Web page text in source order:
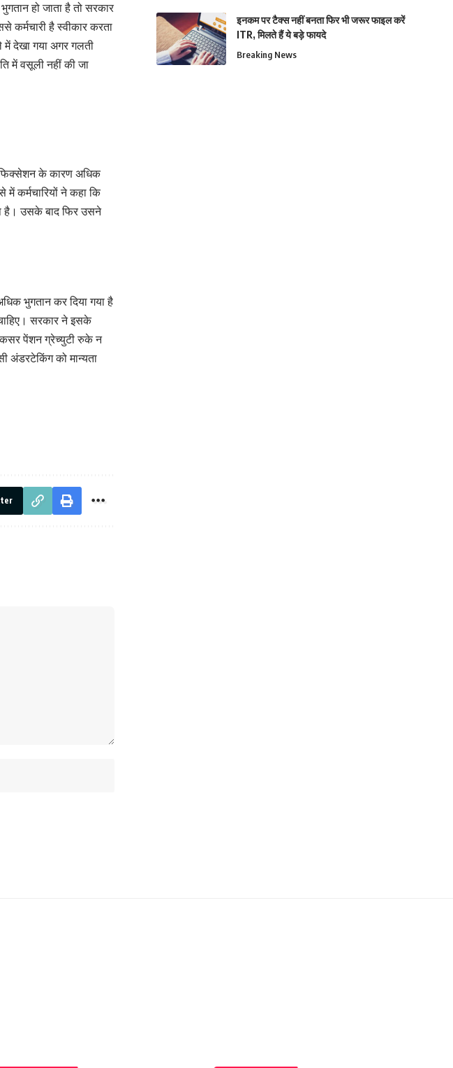
हो जाता है तो सरकार
कर्मचारी है स्वीकार करता
देखा गया अगर गलती
में वसूली नहीं की जा
फिक्सेशन के कारण अधिक
कर्मचारियों ने कहा कि
है। उसके बाद फिर उसने
भुगतान कर दिया गया है
सरकार ने इसके
अकसर पेंशन ग्रेच्युटी रुके न
अंडरटेकिंग को मान्यता
इनकम पर टैक्स नहीं बनता फिर भी जरूर फाइल करें
ITR, मिलते हैं ये बड़े फायदे
Breaking News